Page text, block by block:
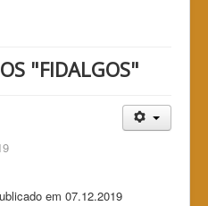
"FIDALGOS"
em 07.12.2019